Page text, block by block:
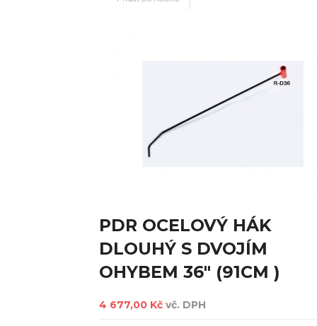
PDR OCELOVÝ HÁK
DLOUHÝ S DVOJÍM
OHYBEM 36" (91CM )
4 677,00 Kč vč. DPH